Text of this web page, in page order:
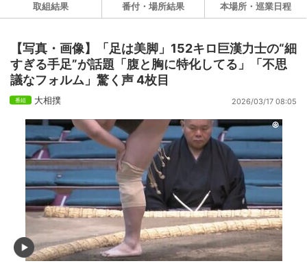
取組結果 番付・場所結果 本場所・巡業日程
【写真・画像】「足は美脚」152キロ巨漢力士の“細
すぎる手足”が話題「腹と胸に特化してる」「不思
議なフォルム」驚く声 4枚目
大相撲 2026/03/17 08:05